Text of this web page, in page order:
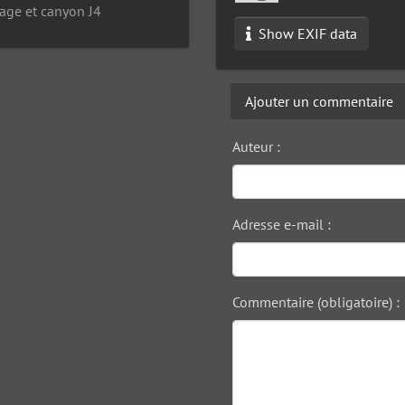
et canyon J4
Show EXIF data
Ajouter un commentaire
Auteur :
Adresse e-mail :
Commentaire (obligatoire) :